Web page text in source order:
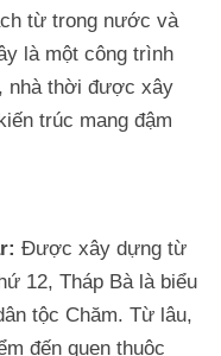
từ trong nước và
là một công trình
nhà thời được xây
trúc mang đậm
Được xây dựng từ
12, Tháp Bà là biểu
tộc Chăm. Từ lâu,
đến quen thuộc